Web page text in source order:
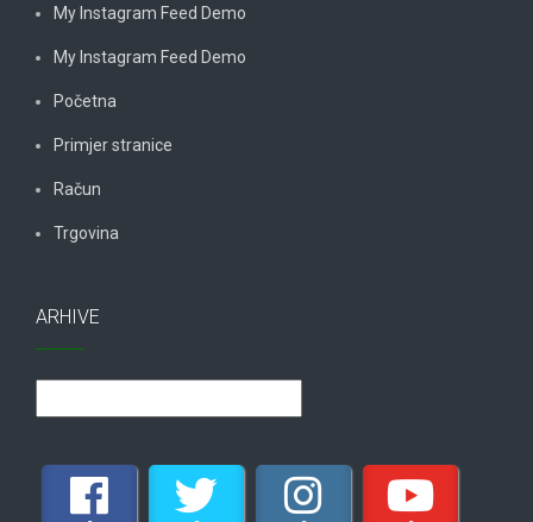
My Instagram Feed Demo
My Instagram Feed Demo
Početna
Primjer stranice
Račun
Trgovina
ARHIVE